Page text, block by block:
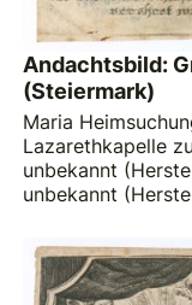
Andachtsbild:
(Steiermark)
Maria
Lazarethkapelle
unbekannt
unbekannt